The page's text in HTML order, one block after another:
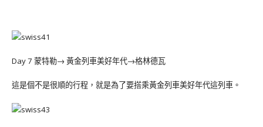
Day 7 蒙特勒→ 黃金列車美好年代→格林德瓦
這是個不是很順的行程，就是為了要搭乘黃金列車美好年代這列車。